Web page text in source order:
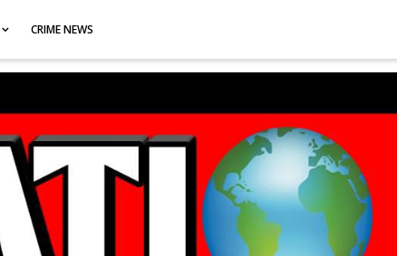
CRIME NEWS